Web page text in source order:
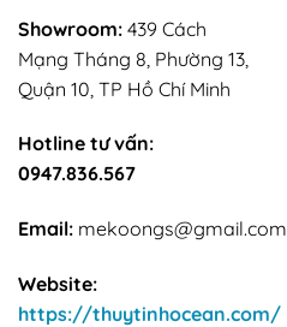
Showroom: 439 Cách
Mạng Tháng 8, Phường 13,
Quận 10, TP Hồ Chí Minh
Hotline tư vấn:
0947.836.567
Email: mekoongs@gmail.com
Website:
https://thuytinhocean.com/